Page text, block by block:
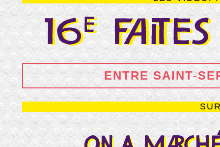
ENTRE SAINT-